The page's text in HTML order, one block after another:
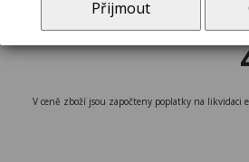
V ceně zboží jsou započteny poplatky na likvidaci
Přijmout